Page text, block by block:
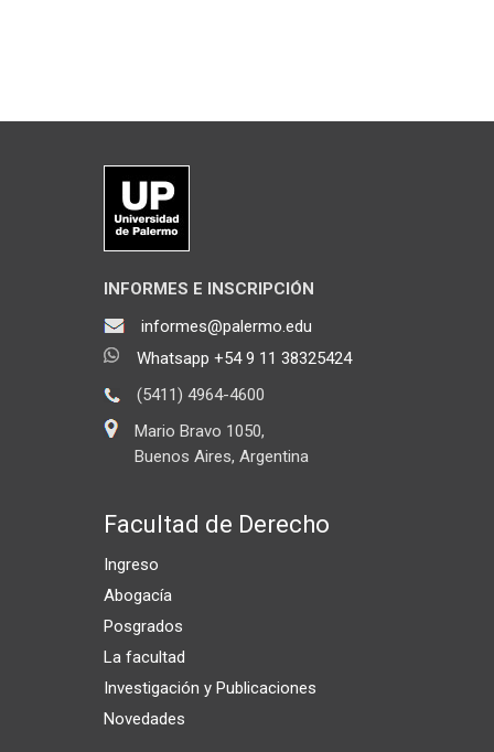
INFORMES E INSCRIPCIÓN
informes@palermo.edu
Whatsapp +54 9 11 38325424
(5411) 4964-4600
Mario Bravo 1050,
Buenos Aires, Argentina
Facultad de Derecho
Ingreso
Abogacía
Posgrados
La facultad
Investigación y Publicaciones
Novedades